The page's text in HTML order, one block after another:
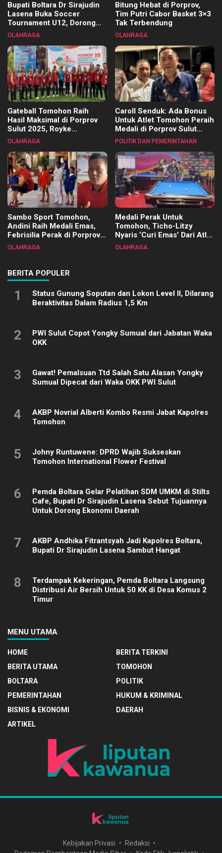
Bupati Boltara Dr Sirajudin
Lasena Buka Soccer
Tournament U12, Dorong
Pembinaan Merata di Setiap
OLAHRAGA
Bitung Hebat di Porprov,
Tim Putri Cabor Basket 3×3
Tak Terbendung
OLAHRAGA
Gateball Tomohon Raih
Hasil Maksimal di Porprov
Sulut 2025, Royke
Tangkawarouw Ucapkan
OLAHRAGA
Caroll Senduk: Ada Bonus
Untuk Atlet Tomohon Peraih
Medali di Porprov Sulut
2025
POLITIK DAN PEMERINTAHAN
Sambo Sport Tomohon,
Andini Raih Medali Emas,
Febrisilia Perak di Porprov
Sulut 2025
OLAHRAGA
Medali Perak Untuk
Tomohon, Ticho-Litzy
Nyaris ‘Curi Emas’ Dari Atlet
Biliar PON di Porprov Sulut
OLAHRAGA
BERITA POPULER
1
Status Gunung Soputan dan Lokon Level II, Dilarang
Beraktivitas Dalam Radius 1,5 Km
2
PWI Sulut Copot Yongky Sumual dari Jabatan Waka
OKK
3
Gawat! Pemalsuan Ttd Salah Satu Alasan Yongky
Sumual Dipecat dari Waka OKK PWI Sulut
4
AKBP Novrial Alberti Kombo Resmi Jabat Kapolres
Tomohon
5
Johny Runtuwene: DPRD Wajib Sukseskan
Tomohon International Flower Festival
6
Pemda Boltara Gelar Pelatihan SDM UMKM di Stilts
Cafe, Bupati Dr Sirajudin Lasena Sebut Tujuannya
Untuk Dorong Ekonomi Daerah
7
AKBP Andhika Fitrantsyah Jadi Kapolres Boltara,
Bupati Dr Sirajudin Lasena Sambut Hangat
8
Terdampak Kekeringan, Pemda Boltara Langsung
Distribusi Air Bersih Untuk 50 KK di Desa Komus 2
Timur
MENU UTAMA
HOME
BERITA TERKINI
BERITA UTAMA
TOMOHON
BOLTARA
POLITIK
PEMERINTAHAN
HUKUM & KRIMINAL
BISNIS & EKONOMI
DAERAH
ARTIKEL
Kebijakan Privasi
Redaksi